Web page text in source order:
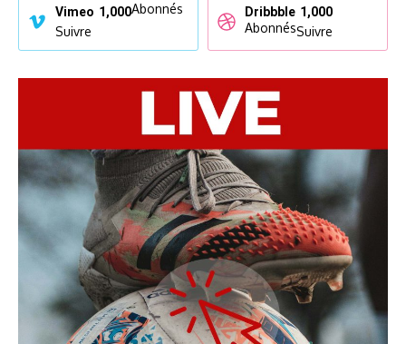
Vimeo 1,000Abonnés
Suivre
Dribbble 1,000
AbonnésSuivre